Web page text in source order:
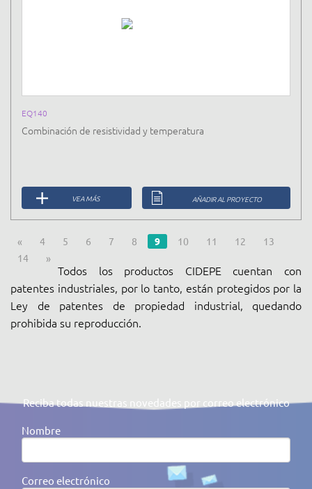
EQ140
Combinación de resistividad y temperatura
VEA MÁS AÑADIR AL PROYECTO
« 4 5 6 7 8 9 10 11 12
13
14
»
Todos los productos CIDEPE cuentan con
patentes industriales, por lo tanto, están protegidos por la
Ley de patentes de propiedad industrial, quedando
prohibida su reproducción.
Reciba todas nuestras novedades por correo electrónico
Nombre
Correo electrónico